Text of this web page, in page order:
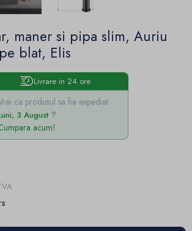
maner si pipa slim, Auriu
blat, Elis
Livrare in 24 ore
ca produsul sa fie expediat
3 August
acum!